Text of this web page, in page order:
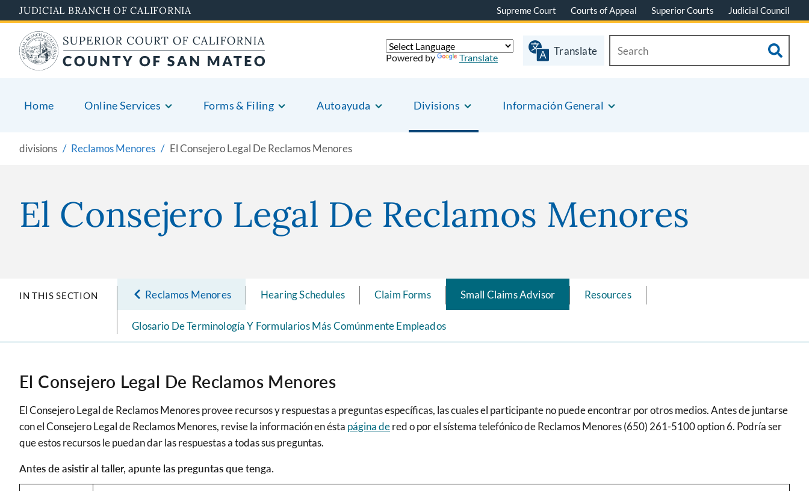
to
main
content
JUDICIAL BRANCH OF CALIFORNIA Supreme Court Courts of Appeal Superior Courts Judicial Council
Home Online Services Forms & Filing Autoayuda Divisions Información General
Powered by Translate
Translate
divisions Reclamos Menores El Consejero Legal De Reclamos Menores
El Consejero Legal De Reclamos Menores
IN THIS SECTION Reclamos Menores Hearing Schedules Claim Forms Small Claims Advisor Resources
Glosario De Terminología Y Formularios Más Comúnmente Empleados
El Consejero Legal De Reclamos Menores
El Consejero Legal de Reclamos Menores provee recursos y respuestas a preguntas específicas, las cuales el participante no puede encontrar por otros medios. Antes de juntarse
con el Consejero Legal de Reclamos Menores, revise la información en ésta página dered o por el sístema telefónico de Reclamos Menores (650) 261-5100 option 6. Podría ser
que estos recursos le puedan dar las respuestas a todas sus preguntas.
Antes de asistir al taller, apunte las preguntas que tenga.